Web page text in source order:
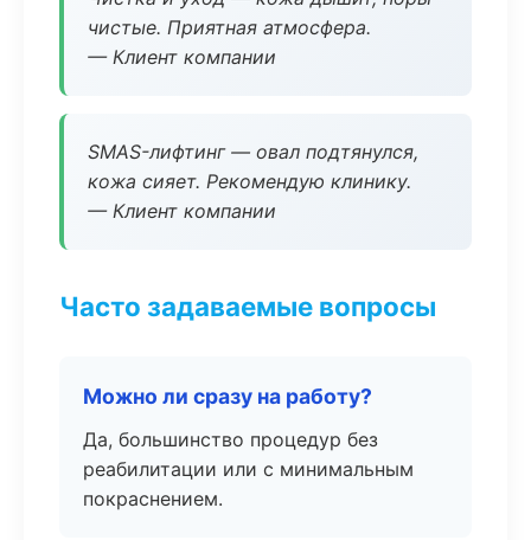
чистые. Приятная атмосфера.
— Клиент компании
SMAS-лифтинг — овал подтянулся,
кожа сияет. Рекомендую клинику.
— Клиент компании
Часто задаваемые вопросы
Можно ли сразу на работу?
Да, большинство процедур без
реабилитации или с минимальным
покраснением.